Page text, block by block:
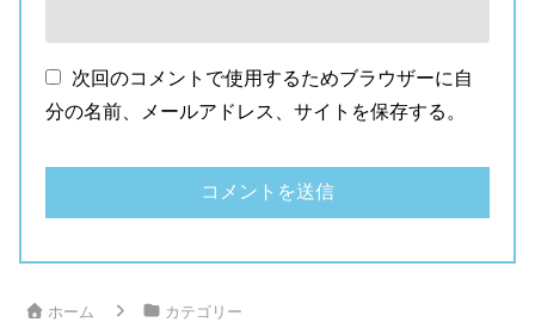
次回のコメントで使用するためブラウザーに自
分の名前、メールアドレス、サイトを保存する。
ホーム カテゴリー